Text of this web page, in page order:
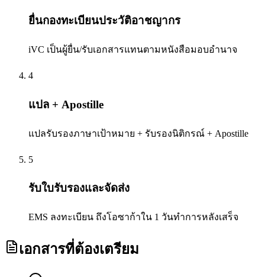
ยื่นกองทะเบียนประวัติอาชญากร
iVC เป็นผู้ยื่น/รับเอกสารแทนตามหนังสือมอบอำนาจ
4
แปล + Apostille
แปลรับรองภาษาเป้าหมาย + รับรองนิติกรณ์ + Apostille
5
รับใบรับรองและจัดส่ง
EMS ลงทะเบียน ถึงโอซาก้าใน 1 วันทำการหลังเสร็จ
เอกสารที่ต้องเตรียม